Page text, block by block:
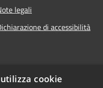
legali
di accessibilità
cookie